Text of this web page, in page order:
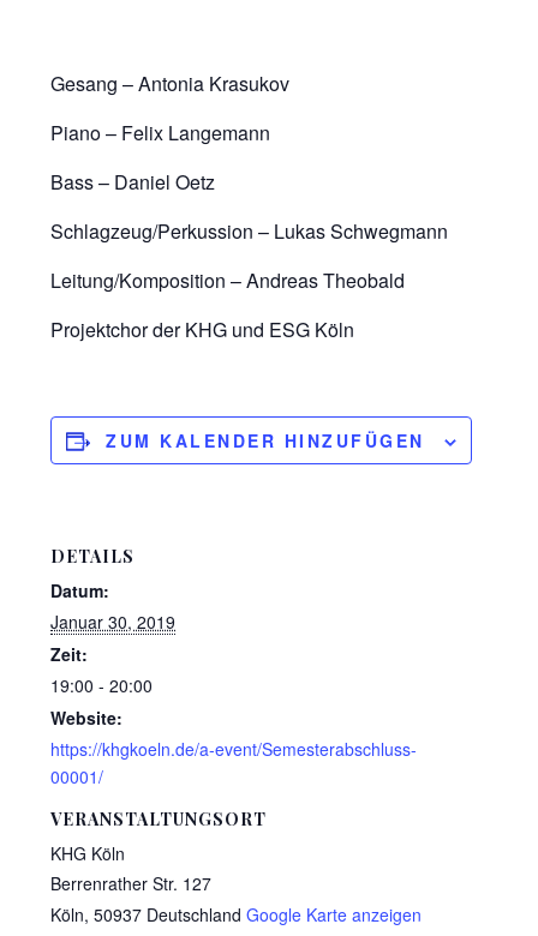
Gesang – Antonia Krasukov
Piano – Felix Langemann
Bass – Daniel Oetz
Schlagzeug/Perkussion – Lukas Schwegmann
Leitung/Komposition – Andreas Theobald
Projektchor der KHG und ESG Köln
ZUM KALENDER HINZUFÜGEN
DETAILS
Datum:
Januar 30, 2019
Zeit:
19:00 - 20:00
Website:
https://khgkoeln.de/a-event/Semesterabschluss-
00001/
VERANSTALTUNGSORT
KHG Köln
Berrenrather Str. 127
Köln, 50937 Deutschland Google Karte anzeigen